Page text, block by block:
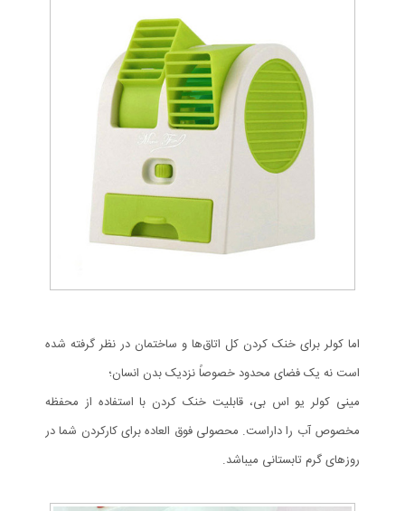
اما کولر برای خنک کردن کل اتاق‌ها و ساختمان در نظر گرفته شده
است نه یک فضای محدود خصوصاً نزدیک بدن انسان؛
مینی کولر یو اس بی، قابلیت خنک کردن با استفاده از محفظه
مخصوص آب را داراست. محصولی فوق العاده برای کارکردن شما در
روزهای گرم تابستانی میباشد.